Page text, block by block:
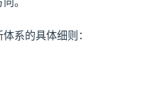
系的具体细则：